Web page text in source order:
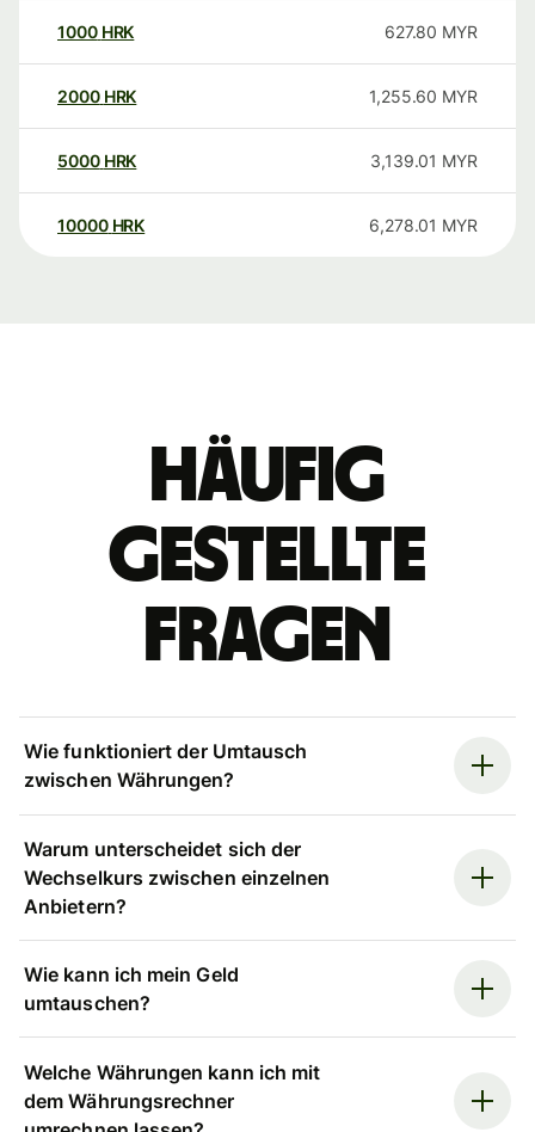
1000 HRK 627.80 MYR
2000 HRK 1,255.60 MYR
5000 HRK 3,139.01 MYR
10000 HRK 6,278.01 MYR
Häufig
gestellte
Fragen
Wie funktioniert der Umtausch
zwischen Währungen?
Warum unterscheidet sich der
Wechselkurs zwischen einzelnen
Anbietern?
Wie kann ich mein Geld
umtauschen?
Welche Währungen kann ich mit
dem Währungsrechner